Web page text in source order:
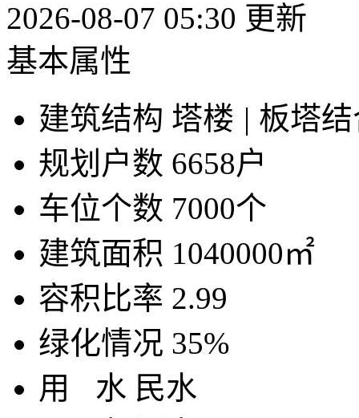
2026-08-07 05:30 更新
基本属性
建筑结构 塔楼 | 板塔
规划户数 6658户
车位个数 7000个
建筑面积 1040000㎡
容积比率 2.99
绿化情况 35%
用 水 民水